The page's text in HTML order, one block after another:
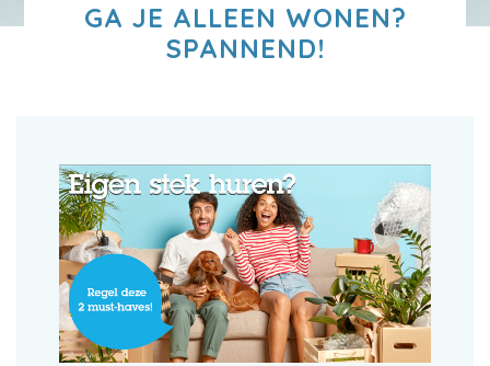
GA JE ALLEEN WONEN?
SPANNEND!